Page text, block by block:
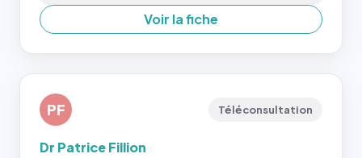
Voir la fiche
PF Téléconsultation
Dr Patrice Fillion